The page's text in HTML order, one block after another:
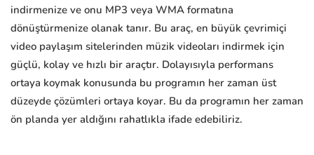
indirmenize ve onu MP3 veya WMA formatına
dönüştürmenize olanak tanır. Bu araç, en büyük çevrimiçi
video paylaşım sitelerinden müzik videoları indirmek için
güçlü, kolay ve hızlı bir araçtır. Dolayısıyla performans
ortaya koymak konusunda bu programın her zaman üst
düzeyde çözümleri ortaya koyar. Bu da programın her zaman
ön planda yer aldığını rahatlıkla ifade edebiliriz.